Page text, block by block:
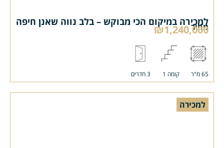
למכירה במיקום הכי מבוקש – בלב נווה שאנן חיפה
מחיר
₪1,240,000
65 מ"ר קומה 1 3 חדרים
למכירה